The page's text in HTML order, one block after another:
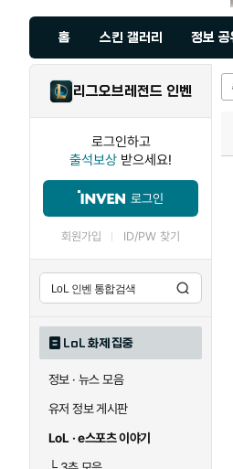
홈 스킨 갤러리 정보
리그오브레전드 인벤
로그인하고
출석보상 받으세요!
로그인
회원가입 ID/PW 찾기
LoL 화제 집중
정보 · 뉴스 모음
유저 정보 게시판
LoL · e스포츠 이야기